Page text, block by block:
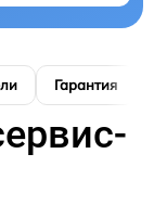
Гарантия